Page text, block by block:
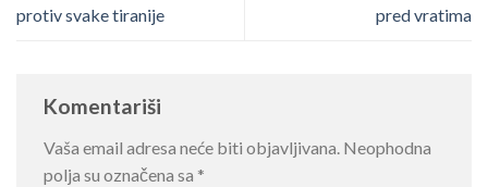
protiv svake tiranije
pred vratima
Komentariši
Vaša email adresa neće biti objavljivana. Neophodna
polja su označena sa *